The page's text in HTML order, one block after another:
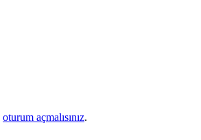
oturum açmalısınız.